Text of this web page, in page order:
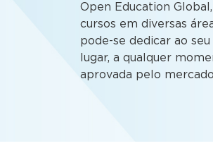
Open Education
cursos em diversas
pode-se dedicar ao
lugar, a qualquer
aprovada pelo